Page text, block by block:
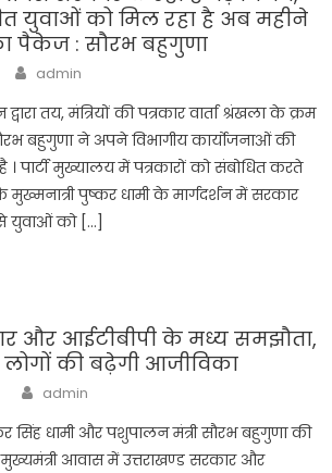
युवाओं को मिल रहा है अब महीने
पैकेज : सौरभ बहुगुणा
Author
admin
तय, मंत्रियों की पत्रकार वार्ता श्रंखला के क्रम
बहुगुणा ने अपने विभागीय कार्योजनाओं की
। पार्टी मुख्यालय में पत्रकारों को संबोधित करते
पुष्कर धामी के मार्गदर्शन में सरकार
युवाओं को […]
और आईटीबीपी के मध्य समझौता,
लोगों की बढ़ेगी आजीविका
Author
admin
सिंह धामी और पशुपालन मंत्री सौरभ बहुगुणा की
आवास में उत्तराखण्ड सरकार और